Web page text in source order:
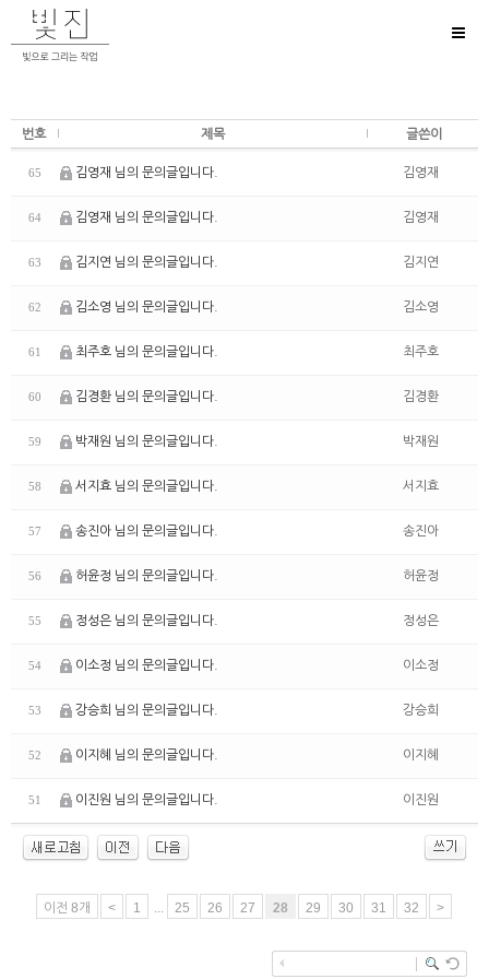
번호 제목 글쓴이
65 김영재 님의 문의글입니다. 김영재
64 김영재 님의 문의글입니다. 김영재
63 김지연 님의 문의글입니다. 김지연
62 김소영 님의 문의글입니다. 김소영
61 최주호 님의 문의글입니다. 최주호
60 김경환 님의 문의글입니다. 김경환
59 박재원 님의 문의글입니다. 박재원
58 서지효 님의 문의글입니다. 서지효
57 송진아 님의 문의글입니다. 송진아
56 허윤정 님의 문의글입니다. 허윤정
55 정성은 님의 문의글입니다. 정성은
54 이소정 님의 문의글입니다. 이소정
53 강승희 님의 문의글입니다. 강승희
52 이지혜 님의 문의글입니다. 이지혜
51 이진원 님의 문의글입니다. 이진원
이전 8개 < 1 ... 25 26 27 28 29 30 31 32 >